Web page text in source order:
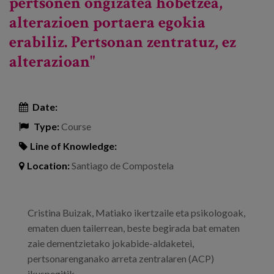
alterazioen portaera egokia
erabiliz. Pertsonan zentratuz, ez
alterazioan"
Date:
Type:Course
Line of Knowledge:
Location: Santiago de Compostela
Cristina Buizak, Matiako ikertzaile eta psikologoak,
ematen duen tailerrean, beste begirada bat ematen
zaie dementzietako jokabide-aldaketei,
pertsonarenganako arreta zentralaren (ACP)